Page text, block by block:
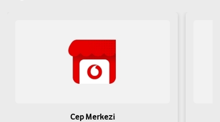
Kuloğlu Mah. Sıraselviler Cad. No: 54 A Beyoğlu/İstanbul
Cep Merkezi